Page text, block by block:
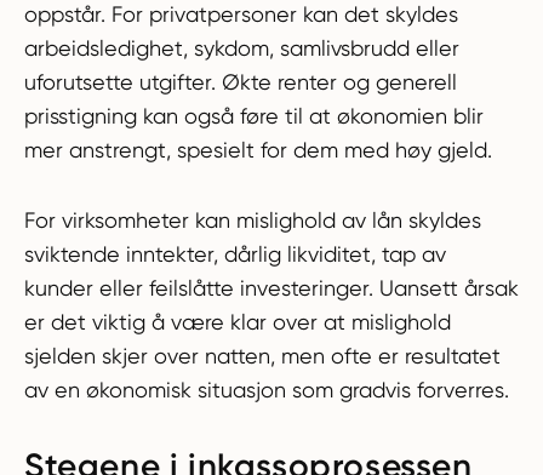
oppstår. For privatpersoner kan det skyldes
arbeidsledighet, sykdom, samlivsbrudd eller
uforutsette utgifter. Økte renter og generell
prisstigning kan også føre til at økonomien blir
mer anstrengt, spesielt for dem med høy gjeld.
For virksomheter kan mislighold av lån skyldes
sviktende inntekter, dårlig likviditet, tap av
kunder eller feilslåtte investeringer. Uansett årsak
er det viktig å være klar over at mislighold
sjelden skjer over natten, men ofte er resultatet
av en økonomisk situasjon som gradvis forverres.
Stegene i inkassoprosessen